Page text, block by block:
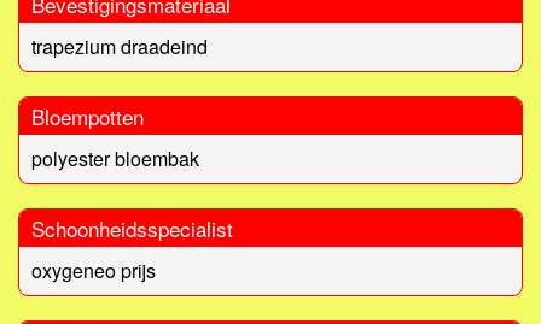
trapezium draadeind
Bloempotten
polyester bloembak
Schoonheidsspecialist
oxygeneo prijs